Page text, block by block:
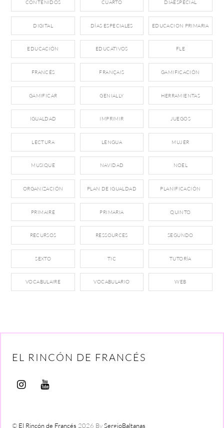
CONTENIDOS CUARTO DIAESPECIAL
DIGITAL DÍAS ESPECIALES EDUCACION PRIMARIA
EDUCACIÓN EDUCATIVOS FLE
FRANCÉS FRANÇAIS GAMIFICACIÓN
GAMIFICAR GENIALLY HERRAMIENTAS
IGUALDAD IMPRIMIR JUEGOS
LECTURA LENGUA MUJER
MUSIQUE NAVIDAD NOEL
ORGANIZACIÓN PLAN DE IGUALDAD PLANIFICACIÓN
PRIMAIRE PRIMARIA QUINTO
RECURSOS RESSOURCES SEGUNDO
SEXTO TIC TUTORÍA
VOCABULAIRE VOCABULARIO WEB
EL RINCÓN DE FRANCÉS
© El Rincón de Francés 2026 BySergioBaltanas